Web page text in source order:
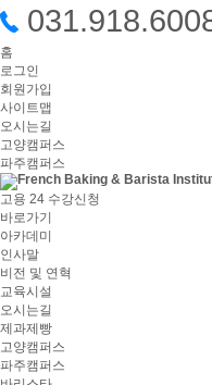
홈
로그인
회원가입
사이트맵
오시는길
고양캠퍼스
파주캠퍼스
고용 24 수강신청
바로가기
아카데미
인사말
비전 및 연혁
교육시설
오시는길
제과제빵
고양캠퍼스
파주캠퍼스